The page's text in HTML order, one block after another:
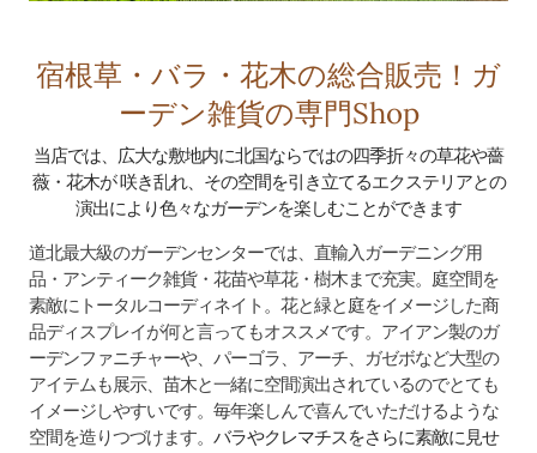
宿根草・バラ・花木の総合販売！ガ
ーデン雑貨の専門Shop
当店では、広大な敷地内に北国ならではの四季折々の草花や薔
薇・花木が 咲き乱れ、​その空間を引き立てるエクステリアとの
演出により色々なガーデンを楽しむことができます
道北最大級のガーデンセンターでは、直輸入ガーデニング用
品・アンティーク雑貨・花苗や草花・樹木まで充実。庭空間を
素敵にトータルコーディネイト。 花と緑と庭をイメージした商
品ディスプレイが何と言ってもオススメです。アイアン製のガ
ーデンファニチャーや、 パーゴラ、アーチ、ガゼボなど大型の
アイテムも展示、苗木と一緒に空間演出されているのでとても
イメージしやすいです。毎年楽しんで喜んでいただけるような
空間を造りつづけます。 バラやクレマチスをさらに素敵に見せ